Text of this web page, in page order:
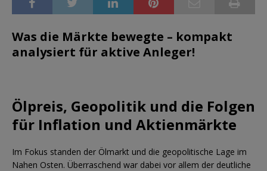
Was die Märkte bewegte – kompakt
analysiert für aktive Anleger!
Ölpreis, Geopolitik und die Folgen
für Inflation und Aktienmärkte
Im Fokus standen der Ölmarkt und die geopolitische Lage im
Nahen Osten. Überraschend war dabei vor allem der deutliche